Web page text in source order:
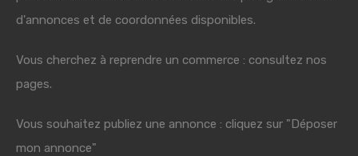
d'annonces et de coordonnées disponibles.
Vous cherchez à reprendre un commerce : consultez nos
pages.
Vous souhaitez publiez une annonce : cliquez sur "Déposer
mon annonce"